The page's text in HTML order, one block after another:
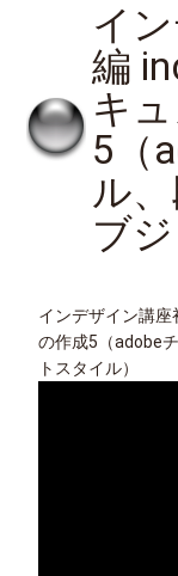
イ
編
キ
5（
ル
ブ
インデザイン講
の作成5（adobe
トスタイル）